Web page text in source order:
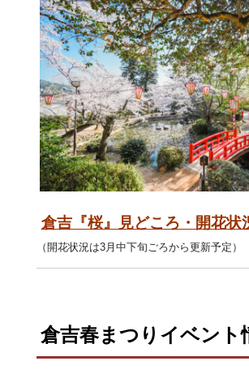
倉吉『桜』見どころ・開花状
（開花状況は3月中下旬ごろから更新予定）
倉吉春まつりイベント